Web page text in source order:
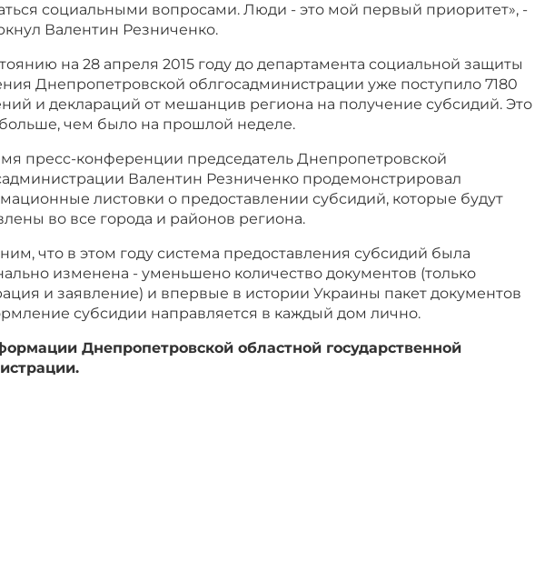
социальными вопросами. Люди - это мой первый приоритет», -
Валентин Резниченко.
на 28 апреля 2015 году до департамента социальной защиты
Днепропетровской облгосадминистрации уже поступило 7180
и деклараций от мешанцив региона на получение субсидий. Это
чем было на прошлой неделе.
пресс-конференции председатель Днепропетровской
Валентин Резниченко продемонстрировал
листовки о предоставлении субсидий, которые будут
во все города и районов региона.
что в этом году система предоставления субсидий была
изменена - уменьшено количество документов (только
и заявление) и впервые в истории Украины пакет документов
субсидии направляется в каждый дом лично.
Днепропетровской областной государственной